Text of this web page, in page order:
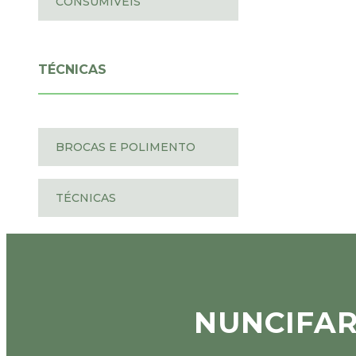
TÉCNICAS
BROCAS E POLIMENTO
TÉCNICAS